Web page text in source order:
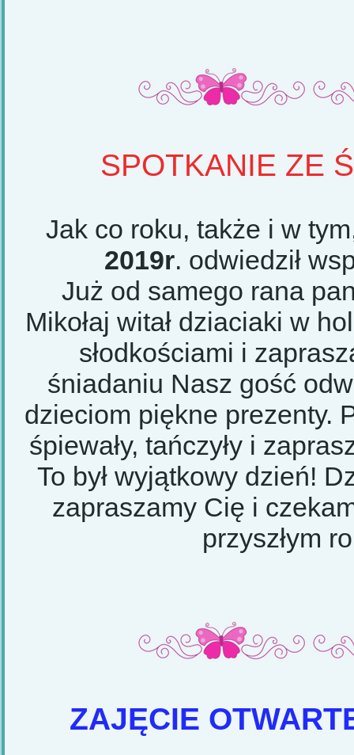
SPOTKANIE ZE
Jak co roku, także i w
2019r. odwiedził
Już od samego rana
Mikołaj witał dziaciaki w
słodkościami i
śniadaniu Nasz gość
dzieciom piękne prezenty.
śpiewały, tańczyły i
To był wyjątkowy dzień!
zapraszamy Cię i
przyszłym
ZAJĘCIE